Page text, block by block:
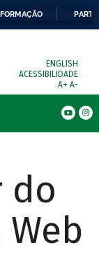
ENGLISH
ACESSIBILIDADE
A+ A-
do